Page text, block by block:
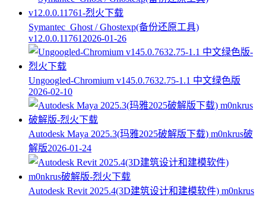
Symantec_Ghost / Ghostexp(备份还原工具)
v12.0.0.11761 2026-01-26
Ungoogled-Chromium v145.0.7632.75-1.1 中文绿色版
2026-02-10
Autodesk Maya 2025.3(玛雅2025破解版下载) m0nkrus破
解版2026-01-24
Autodesk Revit 2025.4(3D建筑设计和建模软件) m0nkrus